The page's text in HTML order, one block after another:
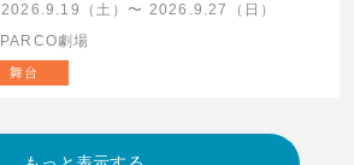
2026.9.19（土）〜 2026.9.27（日）
PARCO劇場
舞台